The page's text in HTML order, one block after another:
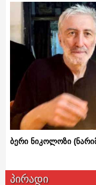
ბერი ნიკოლოზი
პირადი